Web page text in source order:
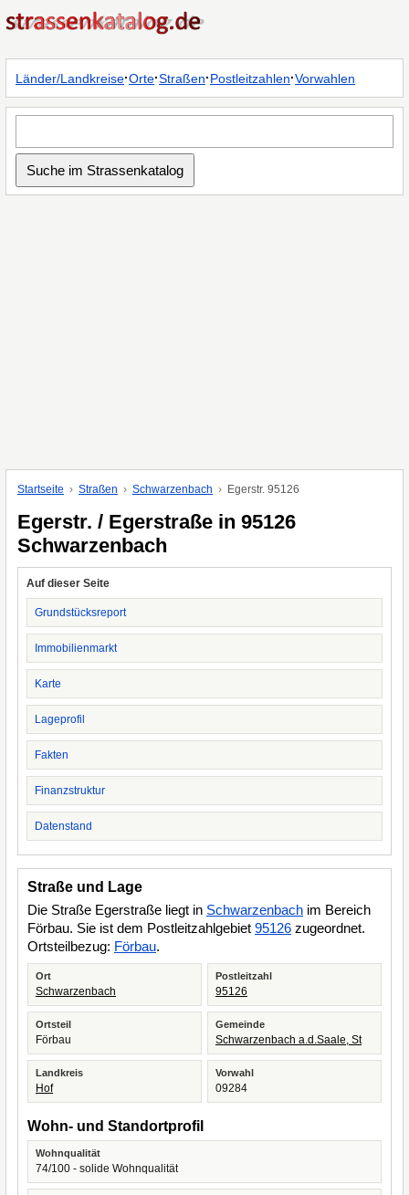
Länder/Landkreise·Orte·Straßen·Postleitzahlen·Vorwahlen
Startseite Straßen Schwarzenbach Egerstr. 95126
Egerstr. / Egerstraße in 95126
Schwarzenbach
Auf dieser Seite
Grundstücksreport
Immobilienmarkt
Karte
Lageprofil
Fakten
Finanzstruktur
Datenstand
Straße und Lage
Die Straße Egerstraße liegt in Schwarzenbach im Bereich
Förbau. Sie ist dem Postleitzahlgebiet 95126 zugeordnet.
Ortsteilbezug: Förbau.
Ort
Schwarzenbach
Postleitzahl
95126
Ortsteil
Förbau
Gemeinde
Schwarzenbach a.d.Saale, St
Landkreis
Hof
Vorwahl
09284
Wohn- und Standortprofil
Wohnqualität
74/100 - solide Wohnqualität